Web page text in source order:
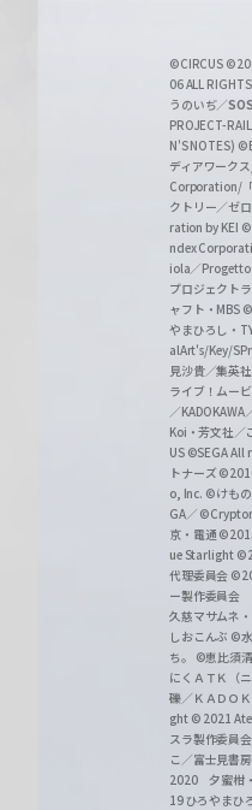
c
h
w
a
r
z
©CIRCUS
06 ALL
うのいぢ／
PROJECT-
N'S NOTES)
ディアワーク
Corporation/
クトリー／ゼ
ration by KEI
ndex
iola／Progetto
プロジェクト
ャフト・MBS
やまひろし・
alArt's/Key/
見沙貴／集英
ライブ！ムー
／
Koi・芳文社／
US ©SEGA All
トナーズ
o, Inc. ©けも
GA／
京・電通
ue Starlight
代理委員会
ー製作委員会
久慈マサムネ
しおこんぶ ©
ち。
©恵比須
にくＡＴＫ（
礫／ＫＡＤＯ
ght © 2021
スラ製作委員
こ／富士見書
2020 夕蜜柑
19 ひろやまひ